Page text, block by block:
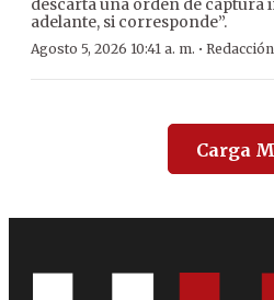
descarta una orden de captura
adelante, si corresponde”.
Agosto 5, 2026 10:41 a. m. ·
Carga